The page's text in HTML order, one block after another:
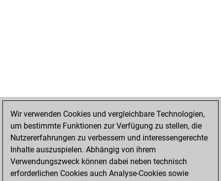
Wir verwenden Cookies und vergleichbare Technologien,
um bestimmte Funktionen zur Verfügung zu stellen, die
Nutzererfahrungen zu verbessern und interessengerechte
Inhalte auszuspielen. Abhängig von ihrem
Verwendungszweck können dabei neben technisch
erforderlichen Cookies auch Analyse-Cookies sowie